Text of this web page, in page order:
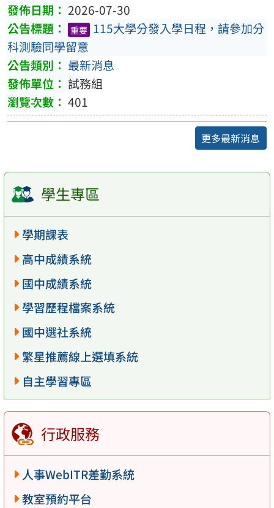
2026-07-30
重要 115大學分發入學日程，請參加分
科測驗同學留意
最新消息
試務組
401
更多最新消息
學生專區
學期課表
高中成績系統
國中成績系統
學習歷程檔案系統
國中選社系統
繁星推薦線上選填系統
自主學習專區
行政服務
人事WebITR差勤系統
教室預約平台